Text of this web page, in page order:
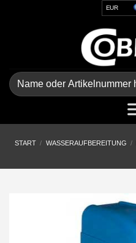
EUR
GBP
CHF
UAH
Suchen
nach:
START / WASSERAUFBEREITUNG /